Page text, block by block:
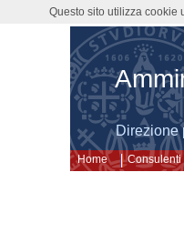
Direzione
Home Consulenti
Questo sito utilizza cookie